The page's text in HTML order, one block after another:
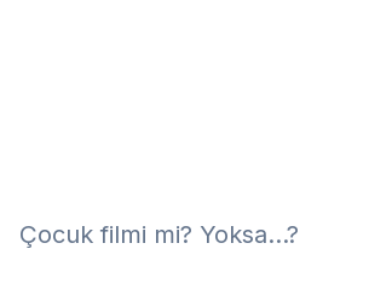
Çocuk filmi mi? Yoksa...?